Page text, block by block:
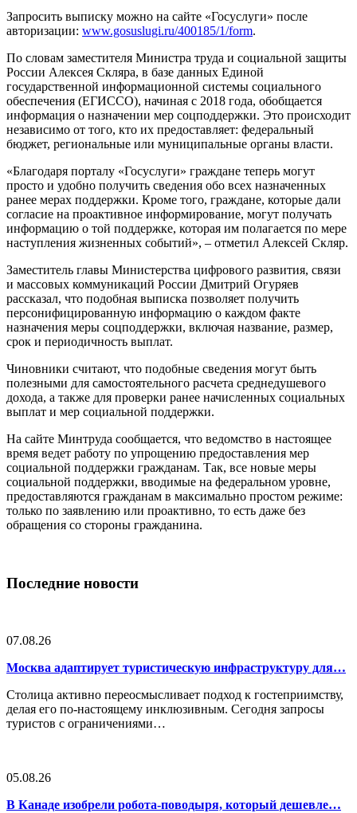
Запросить выписку можно на сайте «Госуслуги» после
авторизации: www.gosuslugi.ru/400185/1/form.
По словам заместителя Министра труда и социальной защиты
России Алексея Скляра, в базе данных Единой
государственной информационной системы социального
обеспечения (ЕГИССО), начиная с 2018 года, обобщается
информация о назначении мер соцподдержки. Это происходит
независимо от того, кто их предоставляет: федеральный
бюджет, региональные или муниципальные органы власти.
«Благодаря порталу «Госуслуги» граждане теперь могут
просто и удобно получить сведения обо всех назначенных
ранее мерах поддержки. Кроме того, граждане, которые дали
согласие на проактивное информирование, могут получать
информацию о той поддержке, которая им полагается по мере
наступления жизненных событий», – отметил Алексей Скляр.
Заместитель главы Министерства цифрового развития, связи
и массовых коммуникаций России Дмитрий Огуряев
рассказал, что подобная выписка позволяет получить
персонифицированную информацию о каждом факте
назначения меры соцподдержки, включая название, размер,
срок и периодичность выплат.
Чиновники считают, что подобные сведения могут быть
полезными для самостоятельного расчета среднедушевого
дохода, а также для проверки ранее начисленных социальных
выплат и мер социальной поддержки.
На сайте Минтруда сообщается, что ведомство в настоящее
время ведет работу по упрощению предоставления мер
социальной поддержки гражданам. Так, все новые меры
социальной поддержки, вводимые на федеральном уровне,
предоставляются гражданам в максимально простом режиме:
только по заявлению или проактивно, то есть даже без
обращения со стороны гражданина.
Последние новости
07.08.26
Москва адаптирует туристическую инфраструктуру для…
Столица активно переосмысливает подход к гостеприимству,
делая его по-настоящему инклюзивным. Сегодня запросы
туристов с ограничениями…
05.08.26
В Канаде изобрели робота-поводыря, который дешевле…